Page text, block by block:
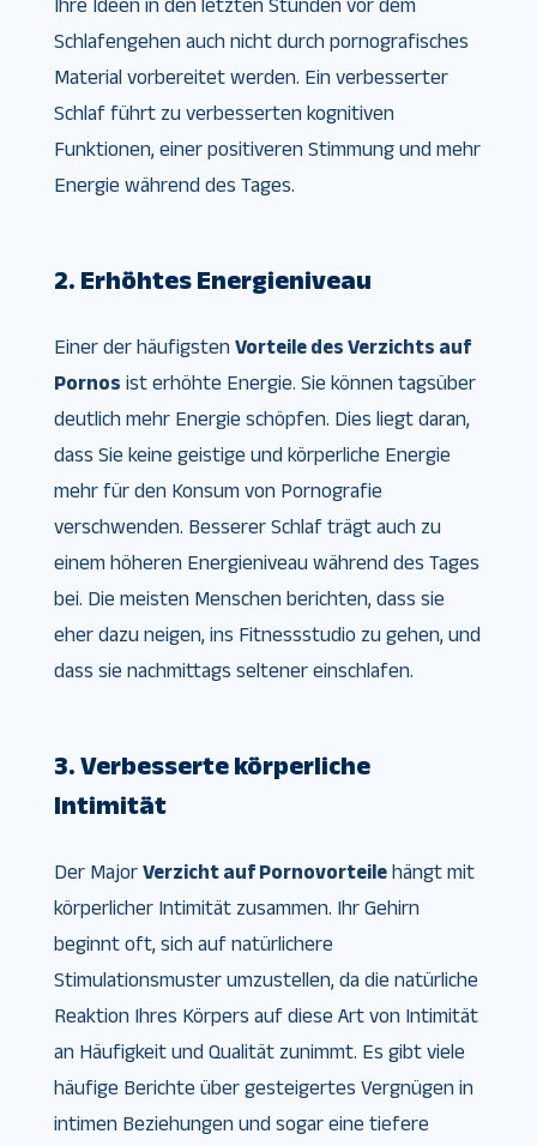
Ihre Ideen in den letzten Stunden vor dem
Schlafengehen auch nicht durch pornografisches
Material vorbereitet werden. Ein verbesserter
Schlaf führt zu verbesserten kognitiven
Funktionen, einer positiveren Stimmung und mehr
Energie während des Tages.
2. Erhöhtes Energieniveau
Einer der häufigsten Vorteile des Verzichts auf
Pornos ist erhöhte Energie. Sie können tagsüber
deutlich mehr Energie schöpfen. Dies liegt daran,
dass Sie keine geistige und körperliche Energie
mehr für den Konsum von Pornografie
verschwenden. Besserer Schlaf trägt auch zu
einem höheren Energieniveau während des Tages
bei. Die meisten Menschen berichten, dass sie
eher dazu neigen, ins Fitnessstudio zu gehen, und
dass sie nachmittags seltener einschlafen.
3. Verbesserte körperliche
Intimität
Der Major Verzicht auf Pornovorteilehängt mit
körperlicher Intimität zusammen. Ihr Gehirn
beginnt oft, sich auf natürlichere
Stimulationsmuster umzustellen, da die natürliche
Reaktion Ihres Körpers auf diese Art von Intimität
an Häufigkeit und Qualität zunimmt. Es gibt viele
häufige Berichte über gesteigertes Vergnügen in
intimen Beziehungen und sogar eine tiefere